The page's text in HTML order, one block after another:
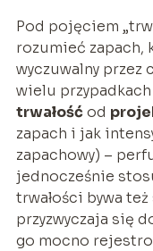
Pod pojęciem
rozumieć zapach,
wyczuwalny przez
wielu
trwałośćod
zapach i jak
zapachowy) –
jednocześnie
trwałości bywa
przyzwyczaja się
go mocno